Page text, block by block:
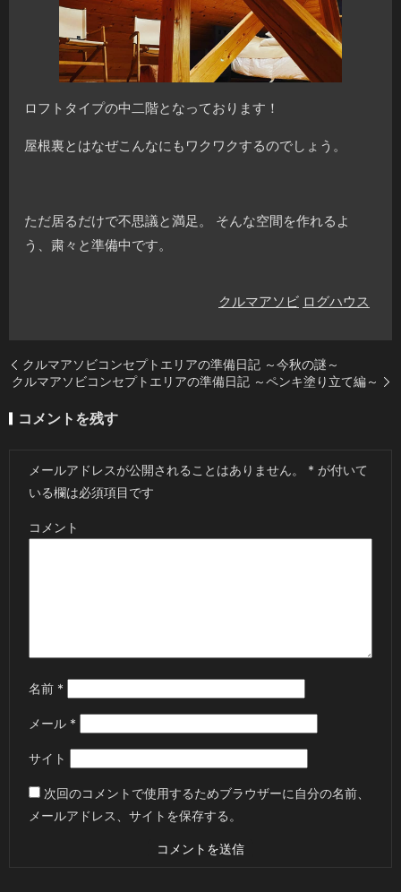
ロフトタイプの中二階となっております！
屋根裏とはなぜこんなにもワクワクするのでしょう。
ただ居るだけで不思議と満足。 そんな空間を作れるよ
う、粛々と準備中です。
クルマアソビ ログハウス
クルマアソビコンセプトエリアの準備日記 ～今秋の謎～
クルマアソビコンセプトエリアの準備日記 ～ペンキ塗り立て編～
コメントを残す
メールアドレスが公開されることはありません。 * が付いて
いる欄は必須項目です
コメント
名前 *
メール *
サイト
次回のコメントで使用するためブラウザーに自分の名前、
メールアドレス、サイトを保存する。